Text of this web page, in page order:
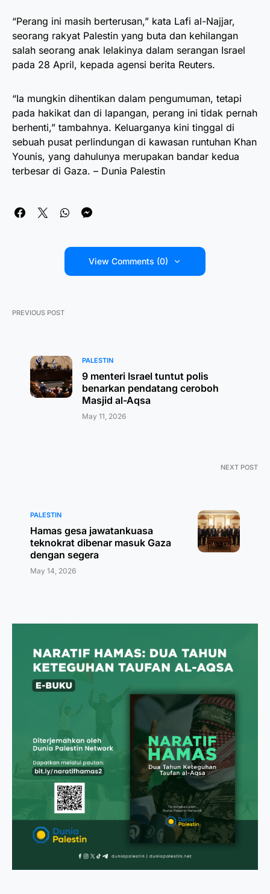
“Perang ini masih berterusan,” kata Lafi al-Najjar,
seorang rakyat Palestin yang buta dan kehilangan
salah seorang anak lelakinya dalam serangan Israel
pada 28 April, kepada agensi berita Reuters.
“Ia mungkin dihentikan dalam pengumuman, tetapi
pada hakikat dan di lapangan, perang ini tidak pernah
berhenti,” tambahnya. Keluarganya kini tinggal di
sebuah pusat perlindungan di kawasan runtuhan Khan
Younis, yang dahulunya merupakan bandar kedua
terbesar di Gaza. – Dunia Palestin
View Comments (0)
PREVIOUS POST
PALESTIN
9 menteri Israel tuntut polis
benarkan pendatang ceroboh
Masjid al-Aqsa
May 11, 2026
NEXT POST
PALESTIN
Hamas gesa jawatankuasa
teknokrat dibenar masuk Gaza
dengan segera
May 14, 2026